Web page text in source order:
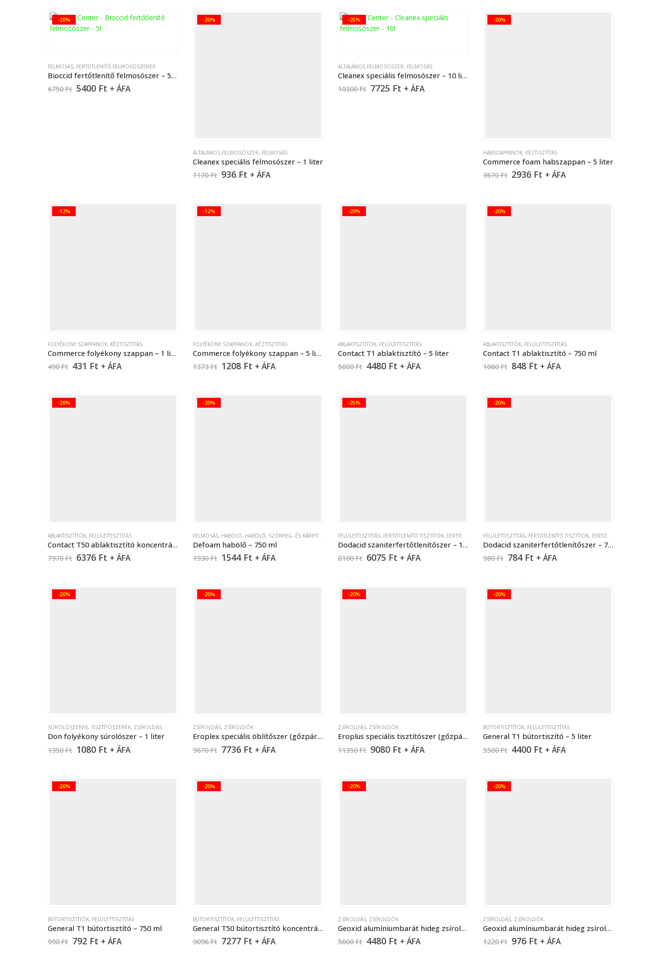
-20%
FELMOSÁS, FERTŐTLENÍTŐ FELMOSÓSZEREK
Bioccid fertőtlenítő felmosószer – 5 liter
6750Ft 5400 Ft + ÁFA
-20%
ÁLTALÁNOS FELMOSÓSZER, FELMOSÁS
Cleanex speciális felmosószer – 1 liter
1170Ft 936 Ft + ÁFA
-25%
ÁLTALÁNOS FELMOSÓSZER, FELMOSÁS
Cleanex speciális felmosószer – 10 liter
10300Ft 7725 Ft + ÁFA
-20%
HABSZAPPANOK, KÉZTISZTÍTÁS
Commerce foam habszappan – 5 liter
3670Ft 2936 Ft + ÁFA
-12%
FOLYÉKONY SZAPPANOK, KÉZTISZTÍTÁS
Commerce folyékony szappan – 1 liter
490Ft 431 Ft + ÁFA
-12%
FOLYÉKONY SZAPPANOK, KÉZTISZTÍTÁS
Commerce folyékony szappan – 5 liter
1373Ft 1208 Ft + ÁFA
-20%
ABLAKTISZTÍTÓK, FELÜLETTISZTÍTÁS
Contact T1 ablaktisztító – 5 liter
5600Ft 4480 Ft + ÁFA
-20%
ABLAKTISZTÍTÓK, FELÜLETTISZTÍTÁS
Contact T1 ablaktisztító – 750 ml
1060Ft 848 Ft + ÁFA
-20%
ABLAKTISZTÍTÓK, FELÜLETTISZTÍTÁS
Contact T50 ablaktisztító koncentrátum – 5 liter
7970Ft 6376 Ft + ÁFA
-20%
FELMOSÁS, HABÖLŐ, HABÖLŐ, SZŐNYEG- ÉS KÁRPITTISZTÍTÁS
Defoam habölő – 750 ml
1930Ft 1544 Ft + ÁFA
-25%
FELÜLETTISZTÍTÁS, FERTŐTLENÍTŐ TISZTÍTÓK, FERTŐTLENÍTŐK ,SZANITERTISZTÍTÁS
Dodacid szaniterfertőtlenítőszer – 10 l
8100Ft 6075 Ft + ÁFA
-20%
FELÜLETTISZTÍTÁS, FERTŐTLENÍTŐ TISZTÍTÓK, FERTŐTLENÍTŐK
Dodacid szaniterfertőtlenítőszer – 750 ml
980Ft 784 Ft + ÁFA
-20%
SÚRÓLÓSZEREK, TISZTÍTÓSZEREK, ZSÍROLDÁS
Don folyékony súrolószer – 1 liter
1350Ft 1080 Ft + ÁFA
-20%
ZSÍROLDÁS, ZSÍROLDÓK
Eroplex speciális öblítőszer (gőzpárolóhoz) – 5 liter
9670Ft 7736 Ft + ÁFA
-20%
ZSÍROLDÁS, ZSÍROLDÓK
Eroplus speciális tisztítószer (gőzpárolóhoz) – 5 liter
11350Ft 9080 Ft + ÁFA
-20%
BÚTORTISZTÍTÓK, FELÜLETTISZTÍTÁS
General T1 bútortiszító – 5 liter
5500Ft 4400 Ft + ÁFA
-20%
BÚTORTISZTÍTÓK, FELÜLETTISZTÍTÁS
General T1 bútortisztító – 750 ml
990Ft 792 Ft + ÁFA
-20%
BÚTORTISZTÍTÓK, FELÜLETTISZTÍTÁS
General T50 bútortisztító koncentrátum – 5 liter
9096Ft 7277 Ft + ÁFA
-20%
ZSÍROLDÁS, ZSÍROLDÓK
Geoxid alumíniumbarát hideg zsíroldó – 5 liter
5600Ft 4480 Ft + ÁFA
-20%
ZSÍROLDÁS, ZSÍROLDÓK
Geoxid alumíniumbarát hideg zsíroldó – 750 ml
1220Ft 976 Ft + ÁFA